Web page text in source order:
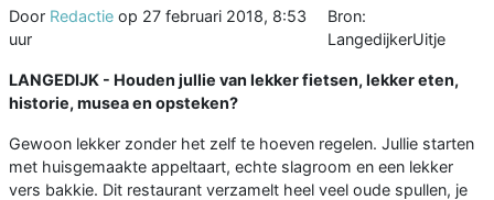
Door Redactie op 27 februari 2018, 8:53
uur
Bron:
LangedijkerUitje
LANGEDIJK - Houden jullie van lekker fietsen, lekker eten,
historie, musea en opsteken?
Gewoon lekker zonder het zelf te hoeven regelen. Jullie starten
met huisgemaakte appeltaart, echte slagroom en een lekker
vers bakkie. Dit restaurant verzamelt heel veel oude spullen, je